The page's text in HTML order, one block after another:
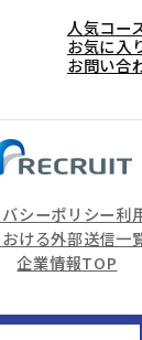
人気コー
お気に入
お問い合
シーポリシー利
ける外部送信一
企業情報TOP
Solutions